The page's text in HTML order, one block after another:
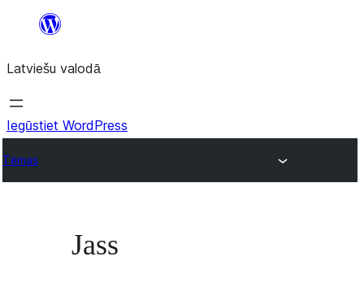
Pāriet
saturu
Latviešu valodā
Iegūstiet WordPress
Tēmas
Jass